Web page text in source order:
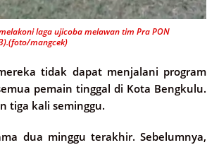
laga ujicoba melawan tim Pra PON
mangcek)
tidak dapat menjalani program
pemain tinggal di Kota Bengkulu.
tiga kali seminggu.
dua minggu terakhir. Sebelumnya,